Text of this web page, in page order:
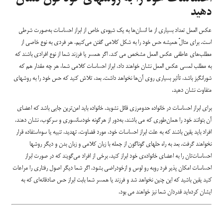
دهید
عکس العمل تعداد بسیاری از ما انسان‌ها به یک شیوه‌‌ی خاص از ابراز احساسات به‌صورت شرطی
است. برای مثالً همیشه حس خود را به شکل کلامی گفتن می‌کنیم. هر فردی به نوع خاصی از
مطلب‌های عاطفی عکس العمل مشخص می کند. اگر همسر یا فرزند شما از نوع افرادی باشند که
به مطلب‌ لمسی عکس العمل نشان خواهند داد، ابراز احساسات کلامی شما، هر چه مقدار هم که
شورانگیز باشد، تأثیر بسیاری روی آن‌ها نخواهد داشت. بعد، تلاش کنید که حس خود را به روشهای
متفاوت نشان دهید.
برای ابراز احساسات در خانواده حد‌و‌مرزی قائل نشوید. خانواده باید امن‌ترین جایی باشد که اعضای
آن بتوانند خود را همان‌طوری که می باشند، به‌دور از هرگونه خودسانسوری و سرکوب، نشان دهند.
افراد باید یقین باشند که به علت ابراز احساسات خود، مورد قضاوت، تهدید، تنبیه یا سوءاستفاده قرار
نخواهند گرفت. بعد به راه حلهای گوناگون از جمله با زبان کلامی و زبان بدن و دیگر روشها
احساسات‌تان را به اعضای خانواده‌ی خود ابراز کنید. برخی از افراد می‌گویند که در صورت ابراز
احساسات امکان پذیر فرد روبه رو لوس و ازخودراضی بشود. اگر شما دیگر اصول رفتاری را مراعات
کنید یقین باشید که این چنین نخواهد شد و فرزند یا همسر شما بابت ابراز حس صادقانه‌‌ای که به
ایشان کرده‌اید قدردان شما نیز خواهند می بود.